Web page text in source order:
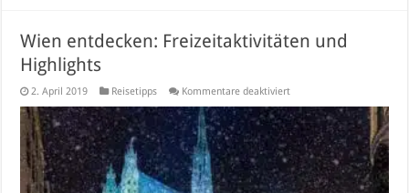
Wien entdecken: Freizeitaktivitäten und
Highlights
2. April 2019 Reisetipps Kommentare deaktiviertfür
entdecken:
Freizeitaktivitäten
und
Highlights